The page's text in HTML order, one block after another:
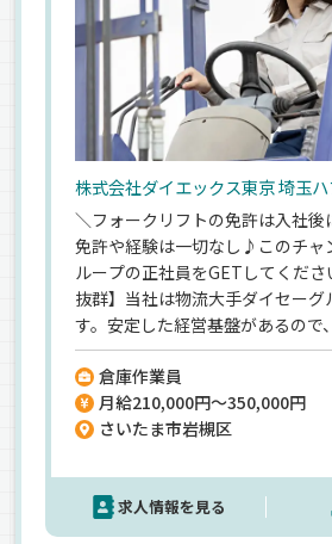
株式会社ダイエックス東京 埼玉
＼フォークリフトの免許は入社後
免許や経験は一切なし♪このチャ
ループの正社員をGETしてくださ
抜群】当社は物流大手ダイセーグ
す。安定した経営基盤があるので
けますよ◎＜未経験者も安心＞お
庫内で商品を仕分けたりするお仕
業を担当するので、分からないこ
に先輩に確認できます。＜最高月
で、無理せず長く続けられます。
倉庫作業員
月給210,000円～350,000円
さいたま市岩槻区
求人情報を見る